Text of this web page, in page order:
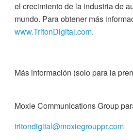
el crecimiento de la industria de
mundo. Para obtener más
www.TritonDigital.com.
Más información (solo para la
Moxie Communications Group
tritondigital@moxiegrouppr.com